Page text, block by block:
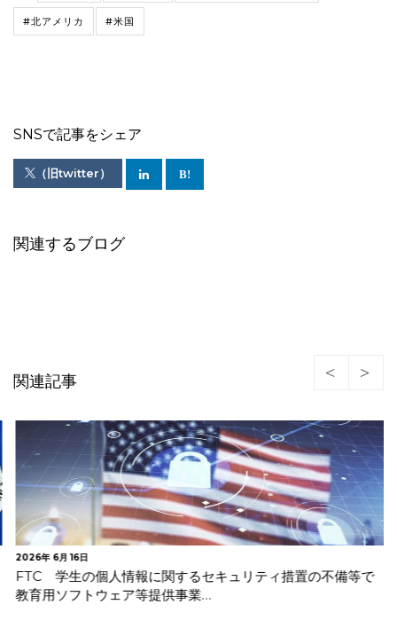
#北アメリカ #米国
SNSで記事をシェア
（旧twitter）
関連するブログ
関連記事
2026年 6月 16日
FTC 学生の個人情報に関するセキュリティ措置の不備等で
教育用ソフトウェア等提供事業…